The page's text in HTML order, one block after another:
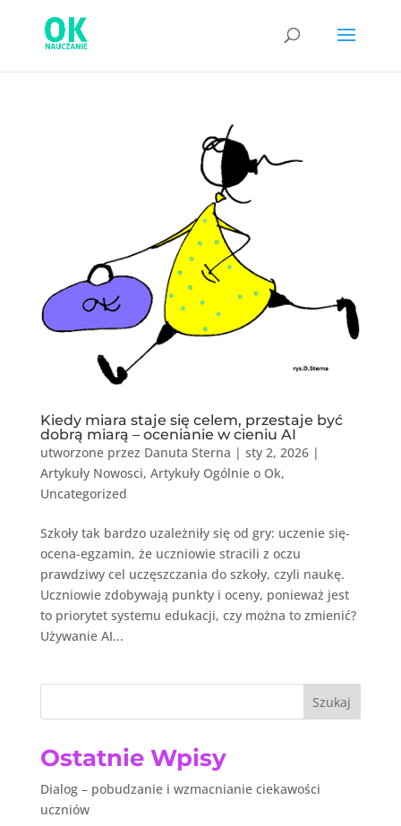
Kiedy miara staje się celem, przestaje być
dobrą miarą – ocenianie w cieniu AI
utworzone przez Danuta Sterna | sty 2, 2026|
Artykuły Nowosci, Artykuły Ogólnie o Ok,
Uncategorized
Szkoły tak bardzo uzależniły się od gry: uczenie się-
ocena-egzamin, że uczniowie stracili z oczu
prawdziwy cel uczęszczania do szkoły, czyli naukę.
Uczniowie zdobywają punkty i oceny, ponieważ jest
to priorytet systemu edukacji, czy można to zmienić?
Używanie AI...
Szukaj
Ostatnie Wpisy
Dialog – pobudzanie i wzmacnianie ciekawości
uczniów